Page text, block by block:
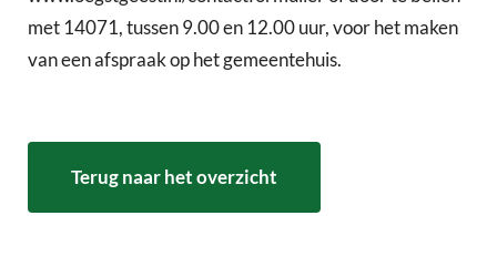
met 14071, tussen 9.00 en 12.00 uur, voor het maken
van een afspraak op het gemeentehuis.
Terug naar het overzicht